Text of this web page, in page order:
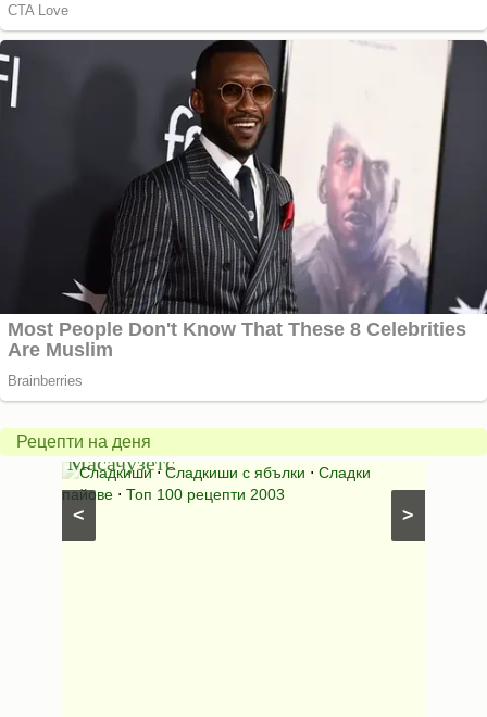
Рецепти на деня
>
<
Американски
ябълков
пай
от
Масачузетс
Сладкиши⋅Сладкиши с ябълки ⋅ Сладки
пайове ⋅ Топ 100 рецепти 2003
питка
на
мама